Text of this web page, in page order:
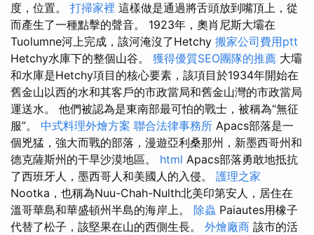
度，位置。 打掃家裡 這樣做是通過將舌頭放到嘴頂上，從
而產生了一種點擊的聲音。 1923年，奧肖尼斯大壩在
Tuolumne河上完成，該河淹沒了Hetchy 搬家公司費用ptt
Hetchy水庫下的整個山谷。 獲得優質SEO團隊的推薦 大壩
和水庫是Hetchy項目的核心要素，該項目於1934年開始在
舊金山以西的水和其客戶的市政當局和舊金山灣的市政當局
運送水。 他們被認為是東南部最可怕的戰士，被稱為“無征
服”。 中式料理外燴方案 聯合法律事務所 Apacs部落是一
個兇猛，強大而戰的部落，漫遊亞利桑那州，新墨西哥州和
德克薩斯州的干旱沙漠地區。 html Apacs部落勇敢地抵抗
了西班牙人，墨西哥人和美國人的入侵。 護理之家
Nootka，也稱為Nuu-Chah-Nulth北美印第安人，居住在
溫哥華島和華盛頓州半島的海岸上。 除蟲 Paiautes用橡子
代替了松子，該堅果在山的西側生長。 外燴廠商 該市的活